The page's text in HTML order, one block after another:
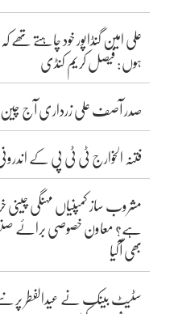
علی امین گنڈاپور خود چاہتے
ہوں: فیصل کریم کنڈی
صدر آصف علی زرداری آج
فتنہ الخوارج ٹی ٹی پی کے
مشروب ساز کمپنیاں مہنگی چینی
ہے؟ معاون خصوصی برائے صنعت
بھی آگیا
سٹیٹ بینک نے عیدالفطر